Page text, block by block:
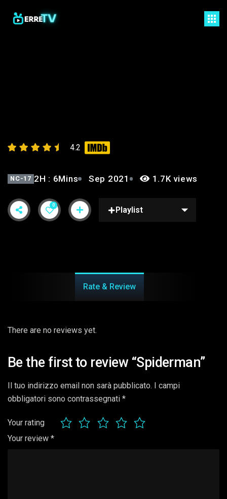
4.2
NC-17 2H : 6Mins Sep 2021 1.7K views
0
Playlist
Rate & Review
There are no reviews yet.
Be the first to review “Spiderman”
Il tuo indirizzo email non sarà pubblicato. I campi
obbligatori sono contrassegnati *
Your rating
Your review *